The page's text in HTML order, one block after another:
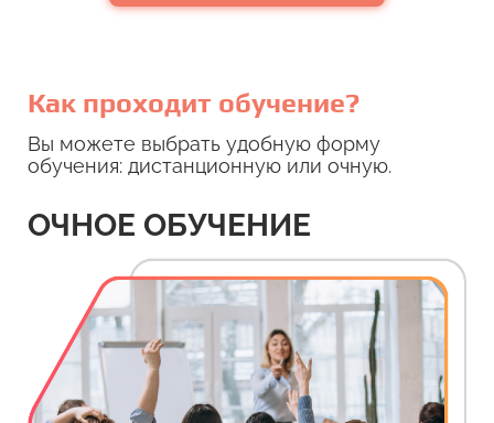
Как проходит обучение?
Вы можете выбрать удобную форму
обучения: дистанционную или очную.
ОЧНОЕ ОБУЧЕНИЕ